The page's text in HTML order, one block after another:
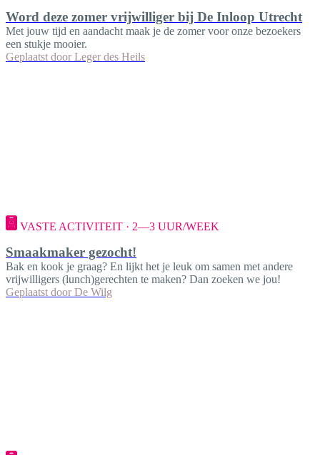
Word deze zomer vrijwilliger bij De Inloop Utrecht
Met jouw tijd en aandacht maak je de zomer voor onze bezoekers
een stukje mooier.
Geplaatst door Leger des Heils
VASTE ACTIVITEIT · 2—3 UUR/WEEK
Smaakmaker gezocht!
Bak en kook je graag? En lijkt het je leuk om samen met andere
vrijwilligers (lunch)gerechten te maken? Dan zoeken we jou!
Geplaatst door De Wilg